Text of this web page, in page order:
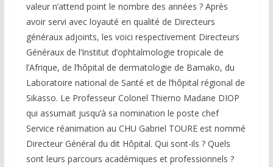
valeur n’attend point le nombre des années ? Après
avoir servi avec loyauté en qualité de Directeurs
généraux adjoints, les voici respectivement Directeurs
Généraux de l’Institut d’ophtalmologie tropicale de
l’Afrique, de l’hôpital de dermatologie de Bamako, du
Laboratoire national de Santé et de l’hôpital régional de
Sikasso. Le Professeur Colonel Thierno Madane DIOP
qui assumait jusqu’à sa nomination le poste chef
Service réanimation au CHU Gabriel TOURE est nommé
Directeur Général du dit Hôpital. Qui sont-ils ? Quels
sont leurs parcours académiques et professionnels ?